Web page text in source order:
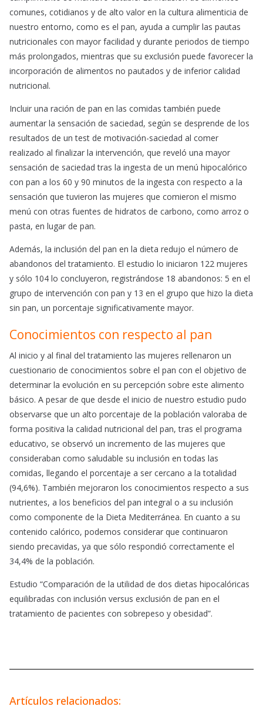
comunes, cotidianos y de alto valor en la cultura alimenticia de
nuestro entorno, como es el pan, ayuda a cumplir las pautas
nutricionales con mayor facilidad y durante periodos de tiempo
más prolongados, mientras que su exclusión puede favorecer la
incorporación de alimentos no pautados y de inferior calidad
nutricional.
Incluir una ración de pan en las comidas también puede
aumentar la sensación de saciedad, según se desprende de los
resultados de un test de motivación-saciedad al comer
realizado al finalizar la intervención, que reveló una mayor
sensación de saciedad tras la ingesta de un menú hipocalórico
con pan a los 60 y 90 minutos de la ingesta con respecto a la
sensación que tuvieron las mujeres que comieron el mismo
menú con otras fuentes de hidratos de carbono, como arroz o
pasta, en lugar de pan.
Además, la inclusión del pan en la dieta redujo el número de
abandonos del tratamiento. El estudio lo iniciaron 122 mujeres
y sólo 104 lo concluyeron, registrándose 18 abandonos: 5 en el
grupo de intervención con pan y 13 en el grupo que hizo la dieta
sin pan, un porcentaje significativamente mayor.
Conocimientos con respecto al pan
Al inicio y al final del tratamiento las mujeres rellenaron un
cuestionario de conocimientos sobre el pan con el objetivo de
determinar la evolución en su percepción sobre este alimento
básico. A pesar de que desde el inicio de nuestro estudio pudo
observarse que un alto porcentaje de la población valoraba de
forma positiva la calidad nutricional del pan, tras el programa
educativo, se observó un incremento de las mujeres que
consideraban como saludable su inclusión en todas las
comidas, llegando el porcentaje a ser cercano a la totalidad
(94,6%). También mejoraron los conocimientos respecto a sus
nutrientes, a los beneficios del pan integral o a su inclusión
como componente de la Dieta Mediterránea. En cuanto a su
contenido calórico, podemos considerar que continuaron
siendo precavidas, ya que sólo respondió correctamente el
34,4% de la población.
Estudio “Comparación de la utilidad de dos dietas hipocalóricas
equilibradas con inclusión versus exclusión de pan en el
tratamiento de pacientes con sobrepeso y obesidad”.
Artículos relacionados: